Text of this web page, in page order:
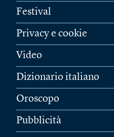
Festival
Privacy e cookie
Video
Dizionario italiano
Oroscopo
Pubblicità